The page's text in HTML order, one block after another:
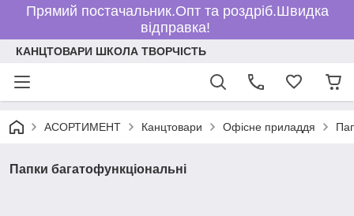
Прямий постачальник.Опт та роздріб.Швидка
відправка!
КАНЦТОВАРИ ШКОЛА ТВОРЧІСТЬ
АСОРТИМЕНТ Канцтовари Офісне приладдя
Папки багатофункціональні